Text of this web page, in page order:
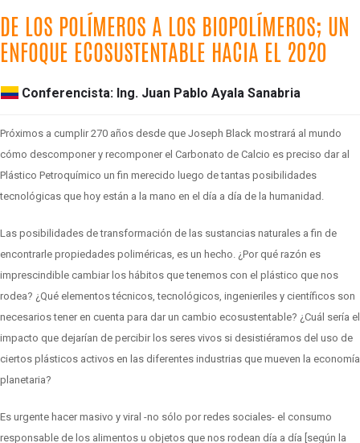
DE LOS POLÍMEROS A LOS BIOPOLÍMEROS; UN
ENFOQUE ECOSUSTENTABLE HACIA EL 2020
Conferencista: Ing. Juan Pablo Ayala Sanabria
Próximos a cumplir 270 años desde que Joseph Black mostrará al mundo
cómo descomponer y recomponer el Carbonato de Calcio es preciso dar al
Plástico Petroquímico un fin merecido luego de tantas posibilidades
tecnológicas que hoy están a la mano en el día a día de la humanidad.
Las posibilidades de transformación de las sustancias naturales a fin de
encontrarle propiedades poliméricas, es un hecho. ¿Por qué razón es
imprescindible cambiar los hábitos que tenemos con el plástico que nos
rodea? ¿Qué elementos técnicos, tecnológicos, ingenieriles y científicos son
necesarios tener en cuenta para dar un cambio ecosustentable? ¿Cuál sería el
impacto que dejarían de percibir los seres vivos si desistiéramos del uso de
ciertos plásticos activos en las diferentes industrias que mueven la economía
planetaria?
Es urgente hacer masivo y viral -no sólo por redes sociales- el consumo
responsable de los alimentos u objetos que nos rodean día a día [según la